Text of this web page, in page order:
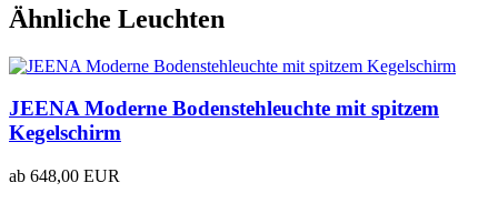
Ähnliche Leuchten
JEENA Moderne Bodenstehleuchte mit spitzem
Kegelschirm
ab 648,00 EUR